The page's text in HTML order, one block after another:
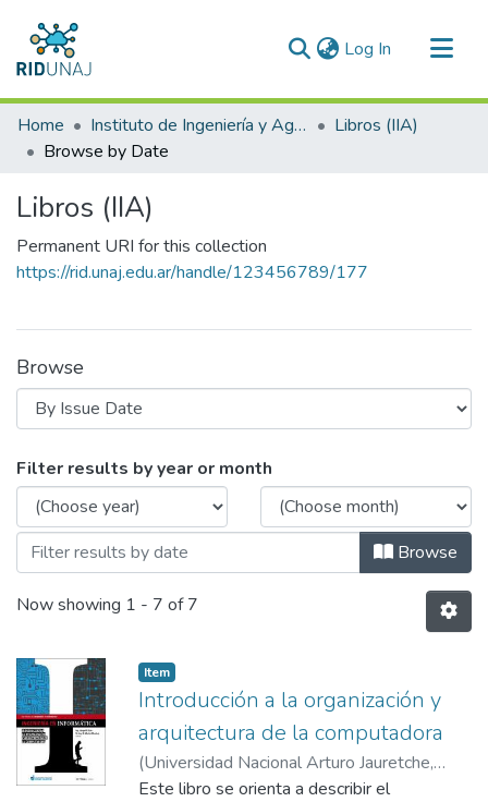
Log In (current)
Communities & Collections
All of RID-UNAJ
Home Instituto de Ingeniería y Agronomía (IIA)
Libros (IIA)
Browse by Date
Libros (IIA)
Permanent URI for this collection
https://rid.unaj.edu.ar/handle/123456789/177
Browse
Browsing Libros (IIA) by Issue Date
Filter results by year or month
Browse
Now showing 1 - 7 of 7
Item type:
Item,
Introducción a la organización y
arquitectura de la computadora
(Universidad Nacional Arturo Jauretche,
2018)Osio, Jorge R. ;Morales, Daniel Martin
Este libro se orienta a describir el